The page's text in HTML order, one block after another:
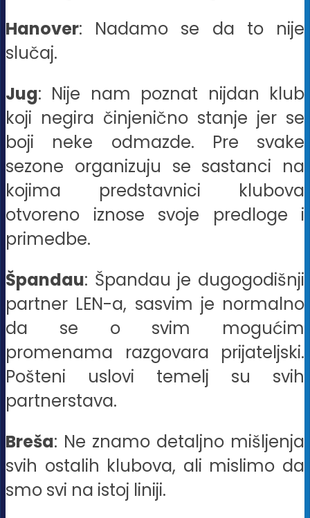
Hanover: Nadamo se da to nije
slučaj.
Jug: Nije nam poznat nijdan klub
koji negira činjenično stanje jer se
boji neke odmazde. Pre svake
sezone organizuju se sastanci na
kojima predstavnici klubova
otvoreno iznose svoje predloge i
primedbe.
Špandau: Špandau je dugogodišnji
partner LEN-a, sasvim je normalno
da se o svim mogućim
promenama razgovara prijateljski.
Pošteni uslovi temelj su svih
partnerstava.
Breša: Ne znamo detaljno mišljenja
svih ostalih klubova, ali mislimo da
smo svi na istoj liniji.